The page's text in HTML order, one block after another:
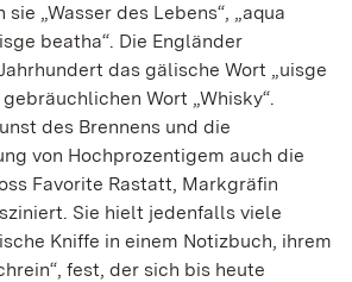
„Wasser des Lebens“, „aqua
beatha“. Die Engländer
das gälische Wort „uisge
Wort „Whisky“.
des Brennens und die
von Hochprozentigem auch die
Favorite Rastatt, Markgräfin
Sie hielt jedenfalls viele
Kniffe in einem Notizbuch, ihrem
fest, der sich bis heute